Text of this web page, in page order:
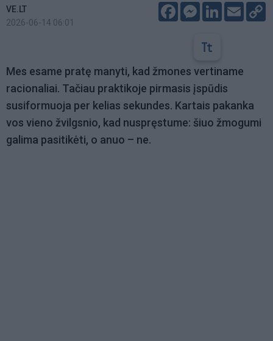
VE.LT
2026-06-14 06:01
FacebookMessenger
LinkedIn
Email
Mes esame pratę manyti, kad žmones vertiname
racionaliai. Tačiau praktikoje pirmasis įspūdis
susiformuoja per kelias sekundes. Kartais pakanka
vos vieno žvilgsnio, kad nuspręstume: šiuo žmogumi
galima pasitikėti, o anuo – ne.